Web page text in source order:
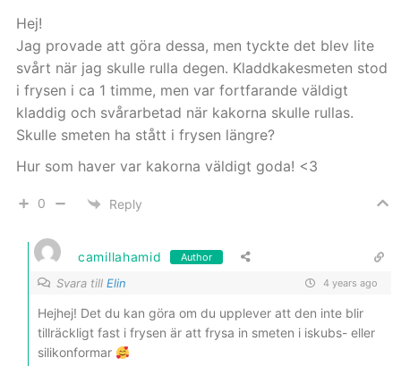
Hej!
Jag provade att göra dessa, men tyckte det blev lite
svårt när jag skulle rulla degen. Kladdkakesmeten stod
i frysen i ca 1 timme, men var fortfarande väldigt
kladdig och svårarbetad när kakorna skulle rullas.
Skulle smeten ha stått i frysen längre?
Hur som haver var kakorna väldigt goda! <3
0 Reply
camillahamid Author
Svara till Elin 4 years ago
Hejhej! Det du kan göra om du upplever att den inte blir
tillräckligt fast i frysen är att frysa in smeten i iskubs- eller
silikonformar